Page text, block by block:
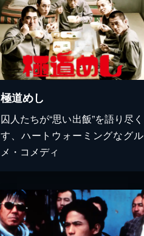
極道めし
囚人たちが“思い出飯”を語り尽く
す、ハートウォーミングなグル
メ・コメディ